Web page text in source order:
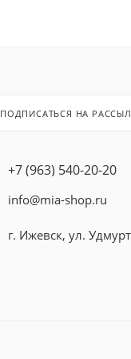
ПОДПИСАТЬСЯ НА
+7 (963) 540-20-20
info@mia-shop.ru
г. Ижевск, ул.